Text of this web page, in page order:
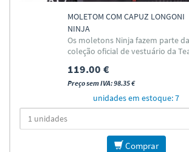
MOLETOM COM CAPUZ LONGONI
NINJA
Os moletons Ninja fazem parte da
coleção oficial de vestuário da
119.00 €
Preço sem IVA: 98.35 €
unidades em estoque: 7
Comprar